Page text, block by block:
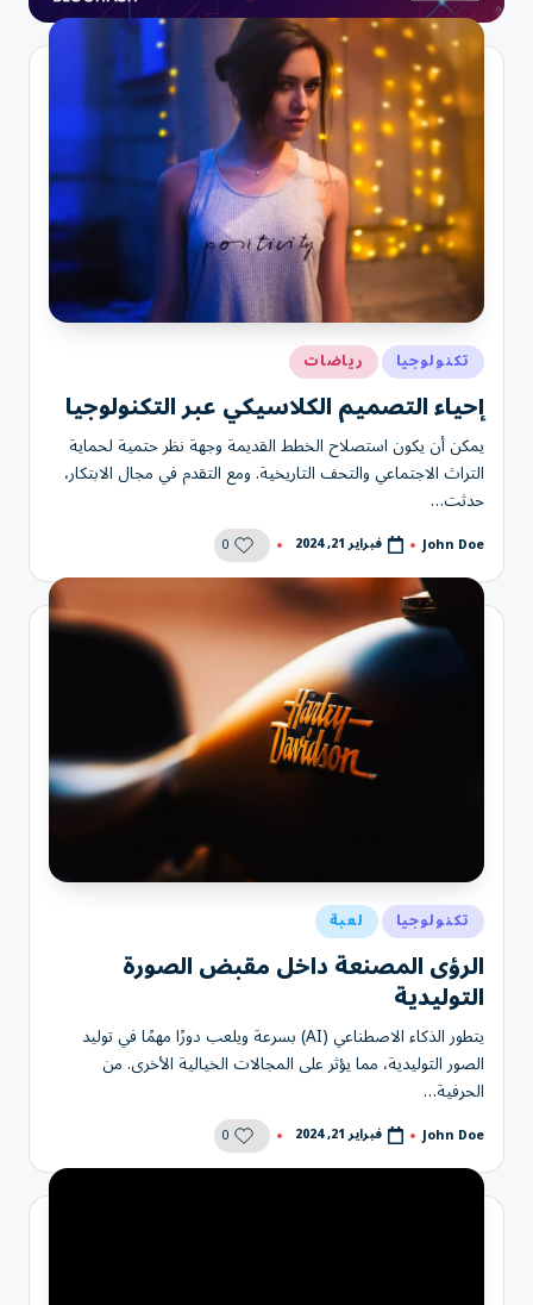
نُشر
في
تكنولوجيا رياضات
إحياء التصميم الكلاسيكي عبر التكنولوجيا
يمكن أن يكون استصلاح الخطط القديمة وجهة نظر حتمية لحماية
التراث الاجتماعي والتحف التاريخية. ومع التقدم في مجال الابتكار،
حدثت…
تمّ
بواسطة
John Doe فبراير 21, 2024 0
نُشر
في
تكنولوجيا لعبة
الرؤى المصنعة داخل مقبض الصورة
التوليدية
يتطور الذكاء الاصطناعي (AI) بسرعة ويلعب دورًا مهمًا في توليد
الصور التوليدية، مما يؤثر على المجالات الخيالية الأخرى. من
الحرفية…
تمّ
بواسطة
John Doe فبراير 21, 2024 0